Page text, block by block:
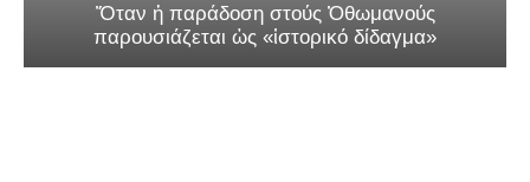
Ὅταν ἡ παράδοση στούς Ὀθωμανούς
παρουσιάζεται ὡς «ἱστορικό δίδαγμα»